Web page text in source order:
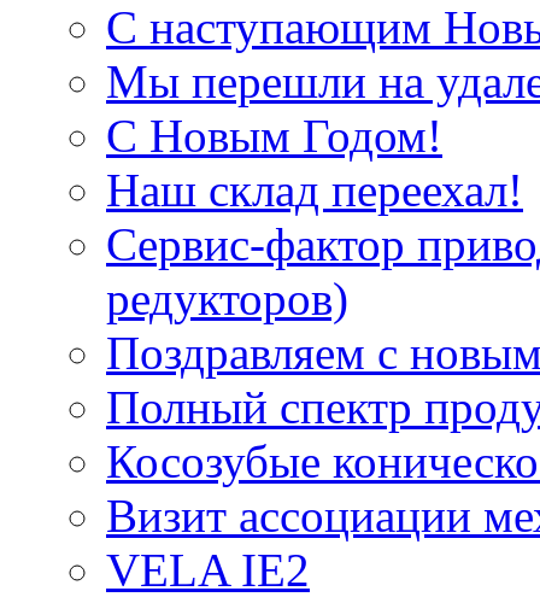
С наступающим
Мы перешли на
С Новым Годом!
Наш склад переехал!
Сервис-фактор
редукторов)
Поздравляем с
Полный спектр
Косозубые
Визит ассоциации
VELA IE2